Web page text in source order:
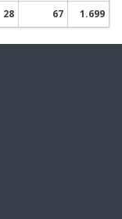
28 67 1.699